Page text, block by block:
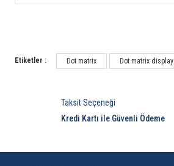
Etiketler : Dot matrix Dot matrix display
Taksit Seçeneği
Kredi Kartı ile Güvenli Ödeme